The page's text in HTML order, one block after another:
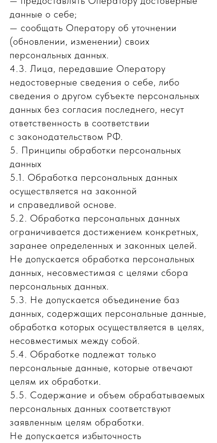
данные о себе;
— сообщать Оператору об уточнении
(обновлении, изменении) своих
персональных данных.
4.3. Лица, передавшие Оператору
недостоверные сведения о себе, либо
сведения о другом субъекте персональных
данных без согласия последнего, несут
ответственность в соответствии
с законодательством РФ.
5. Принципы обработки персональных
данных
5.1. Обработка персональных данных
осуществляется на законной
и справедливой основе.
5.2. Обработка персональных данных
ограничивается достижением конкретных,
заранее определенных и законных целей.
Не допускается обработка персональных
данных, несовместимая с целями сбора
персональных данных.
5.3. Не допускается объединение баз
данных, содержащих персональные данные,
обработка которых осуществляется в целях,
несовместимых между собой.
5.4. Обработке подлежат только
персональные данные, которые отвечают
целям их обработки.
5.5. Содержание и объем обрабатываемых
персональных данных соответствуют
заявленным целям обработки.
Не допускается избыточность